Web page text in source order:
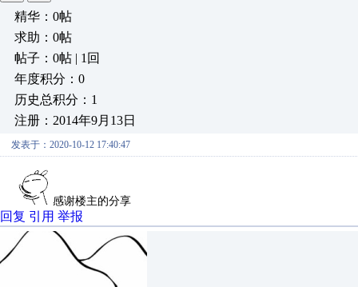
精华：0帖
求助：0帖
帖子：0帖 | 1回
年度积分：0
历史总积分：1
注册：2014年9月13日
发表于：2020-10-12 17:40:47
感谢楼主的分享
回复 引用 举报